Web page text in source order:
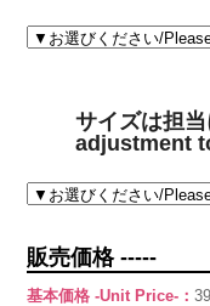
サイズは担
adjustment
販売価格 -----
基本価格 -Unit Price-：